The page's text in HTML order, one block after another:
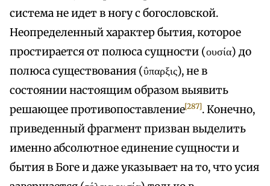
система не идет в ногу с богословской.
Неопределенный характер бытия, которое
простирается от полюса сущности (ουσία) до
полюса существования (ΰπαρξις), не в
состоянии настоящим образом выявить
решающее противопоставление[287]. Конечно,
приведенный фрагмент призван выделить
именно абсолютное единение сущности и
бытия в Боге и даже указывает на то, что усия